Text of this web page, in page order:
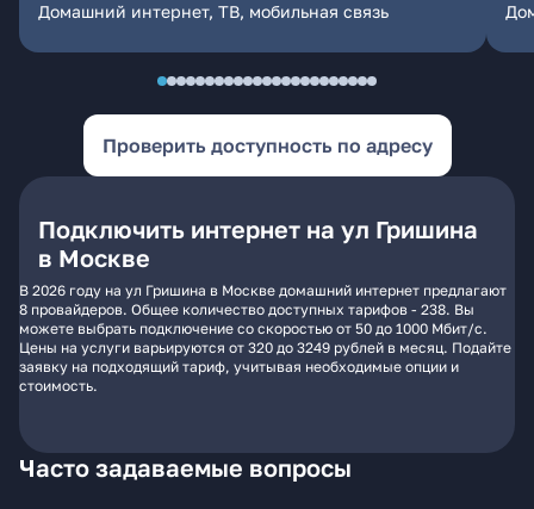
Домашний интернет, ТВ, мобильная связь
Проверить доступность по адресу
Подключить интернет на ул Гришина
в Москве
В 2026 году на ул Гришина в Москве домашний интернет предлагают
8 провайдеров. Общее количество доступных тарифов - 238. Вы
можете выбрать подключение со скоростью от 50 до 1000 Мбит/с.
Цены на услуги варьируются от 320 до 3249 рублей в месяц. Подайте
заявку на подходящий тариф, учитывая необходимые опции и
стоимость.
Часто задаваемые вопросы